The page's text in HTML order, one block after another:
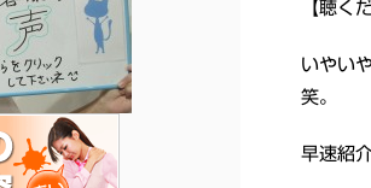
【聴く
いやい
笑。
早速紹